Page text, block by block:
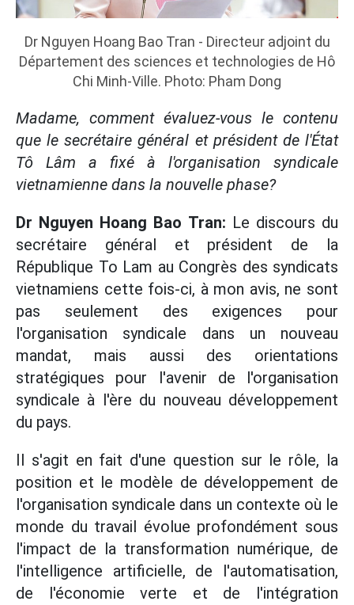
Dr Nguyen Hoang Bao Tran - Directeur adjoint du
Département des sciences et technologies de Hô
Chi Minh-Ville. Photo: Pham Dong
Madame, comment évaluez-vous le contenu
que le secrétaire général et président de l'État
Tô Lâm a fixé à l'organisation syndicale
vietnamienne dans la nouvelle phase?
Dr Nguyen Hoang Bao Tran: Le discours du
secrétaire général et président de la
République To Lam au Congrès des syndicats
vietnamiens cette fois-ci, à mon avis, ne sont
pas seulement des exigences pour
l'organisation syndicale dans un nouveau
mandat, mais aussi des orientations
stratégiques pour l'avenir de l'organisation
syndicale à l'ère du nouveau développement
du pays.
Il s'agit en fait d'une question sur le rôle, la
position et le modèle de développement de
l'organisation syndicale dans un contexte où le
monde du travail évolue profondément sous
l'impact de la transformation numérique, de
l'intelligence artificielle, de l'automatisation,
de l'économie verte et de l'intégration